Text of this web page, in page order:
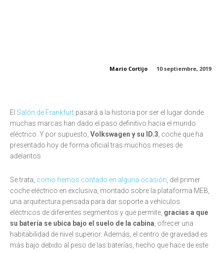
10 septiembre, 2019
Mario Cortijo
El Salón de Frankfurt pasará a la historia por ser el lugar donde
muchas marcas han dado el paso definitivo hacia el mundo
eléctrico. Y por supuesto, Volkswagen y su ID.3 , coche que ha
presentado hoy de forma oficial tras muchos meses de
adelantos.
Se trata, como hemos contado en alguna ocasión , del primer
coche eléctrico en exclusiva, montado sobre la plataforma MEB,
una arquitectura pensada para dar soporte a vehículos
eléctricos de diferentes segmentos y que permite, gracias a que
su batería se ubica bajo el suelo de la cabina , ofrecer una
habitabilidad de nivel superior. Además, el centro de gravedad es
más bajo debido al peso de las baterías, hecho que hace de este